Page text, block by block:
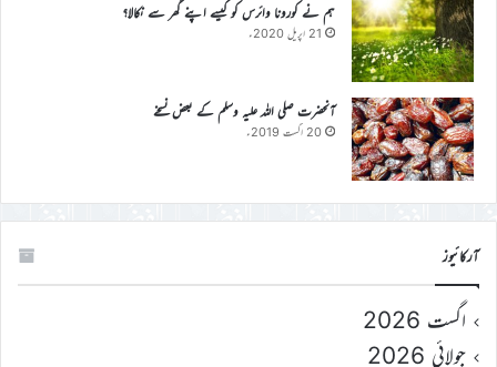
ہم نے کورونا وائرس کو کیسے اپنے گھر سے نکالا؟
21 اپریل 2020ء
آنحضرت صلی اللہ علیہ وسلم کے بعض نسخے
20 اگست 2019ء
آرکائیوز
اگست 2026
جولائی 2026